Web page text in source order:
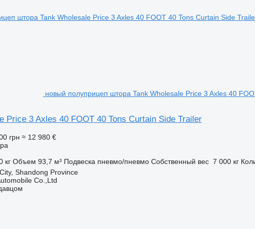
новый полуприцеп штора Tank Wholesale Price 3 Axles 40
Price 3 Axles 40 FOOT 40 Tons Curtain Side Trailer
грн ≈ 12 980 €
кг Объем 93,7 м³ Подвеска пневмо/пневмо Собственный вес 7 000 кг
Shandong Province
Co.,Ltd